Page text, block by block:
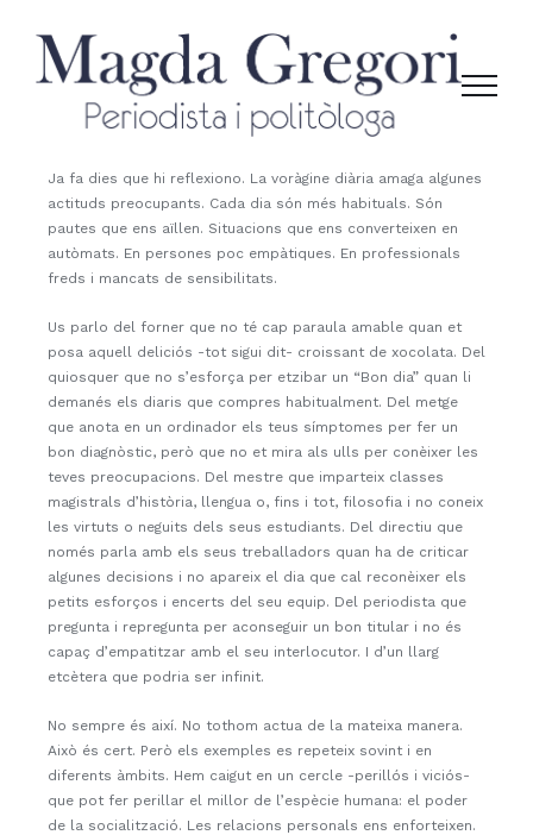
content
Ja fa dies que hi reflexiono. La voràgine diària amaga algunes
actituds preocupants. Cada dia són més habituals. Són
pautes que ens aïllen. Situacions que ens converteixen en
autòmats. En persones poc empàtiques. En professionals
freds i mancats de sensibilitats.
Us parlo del forner que no té cap paraula amable quan et
posa aquell deliciós -tot sigui dit- croissant de xocolata. Del
quiosquer que no s’esforça per etzibar un “Bon dia” quan li
demanés els diaris que compres habitualment. Del metge
que anota en un ordinador els teus símptomes per fer un
bon diagnòstic, però que no et mira als ulls per conèixer les
teves preocupacions. Del mestre que imparteix classes
magistrals d’història, llengua o, fins i tot, filosofia i no coneix
les virtuts o neguits dels seus estudiants. Del directiu que
només parla amb els seus treballadors quan ha de criticar
algunes decisions i no apareix el dia que cal reconèixer els
petits esforços i encerts del seu equip. Del periodista que
pregunta i repregunta per aconseguir un bon titular i no és
capaç d’empatitzar amb el seu interlocutor. I d’un llarg
etcètera que podria ser infinit.
No sempre és així. No tothom actua de la mateixa manera.
Això és cert. Però els exemples es repeteix sovint i en
diferents àmbits. Hem caigut en un cercle -perillós i viciós-
que pot fer perillar el millor de l’espècie humana: el poder
de la socialització. Les relacions personals ens enforteixen.